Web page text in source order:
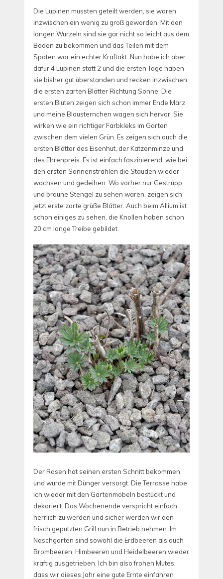
Die Lupinen mussten geteilt werden, sie waren
inzwischen ein wenig zu groß geworden. Mit den
langen Wurzeln sind sie gar nicht so leicht aus dem
Boden zu bekommen und das Teilen mit dem
Spaten war ein echter Kraftakt. Nun habe ich aber
dafür 4 Lupinen statt 2 und die ersten Tage haben
sie bisher gut überstanden und recken inzwischen
die ersten zarten Blätter Richtung Sonne. Die
ersten Blüten zeigen sich schon immer Ende März
und meine Blausternchen wagen sich hervor. Sie
wirken wie ein richtiger Farbkleks im Garten
zwischen dem vielen Grün. Es zeigen sich auch die
ersten Blätter des Eisenhut, der Katzenminze und
des Ehrenpreis. Es ist einfach faszinierend, wie bei
den ersten Sonnenstrahlen die Stauden wieder
wachsen und gedeihen. Wo vorher nur Gestrüpp
und braune Stengel zu sehen waren, zeigen sich
jetzt erste zarte grüße Blätter. Auch beim Allium ist
schon einiges zu sehen, die Knollen haben schon
20 cm lange Treibe gebildet.
Der Rasen hat seinen ersten Schnitt bekommen
und wurde mit Dünger versorgt. Die Terrasse habe
ich wieder mit den Gartenmöbeln bestückt und
dekoriert. Das Wochenende verspricht einfach
herrlich zu werden und sicher werden wir den
frisch geputzten Grill nun in Betrieb nehmen. Im
Naschgarten sind sowohl die Erdbeeren als auch
Brombeeren, Himbeeren und Heidelbeeren wieder
kräftig ausgetrieben. Ich bin also frohen Mutes,
dass wir dieses Jahr eine gute Ernte einfahren